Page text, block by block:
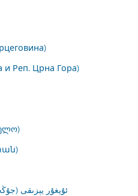
и Реп. Црна Гора)
ئۇيغۇر يېزىقى